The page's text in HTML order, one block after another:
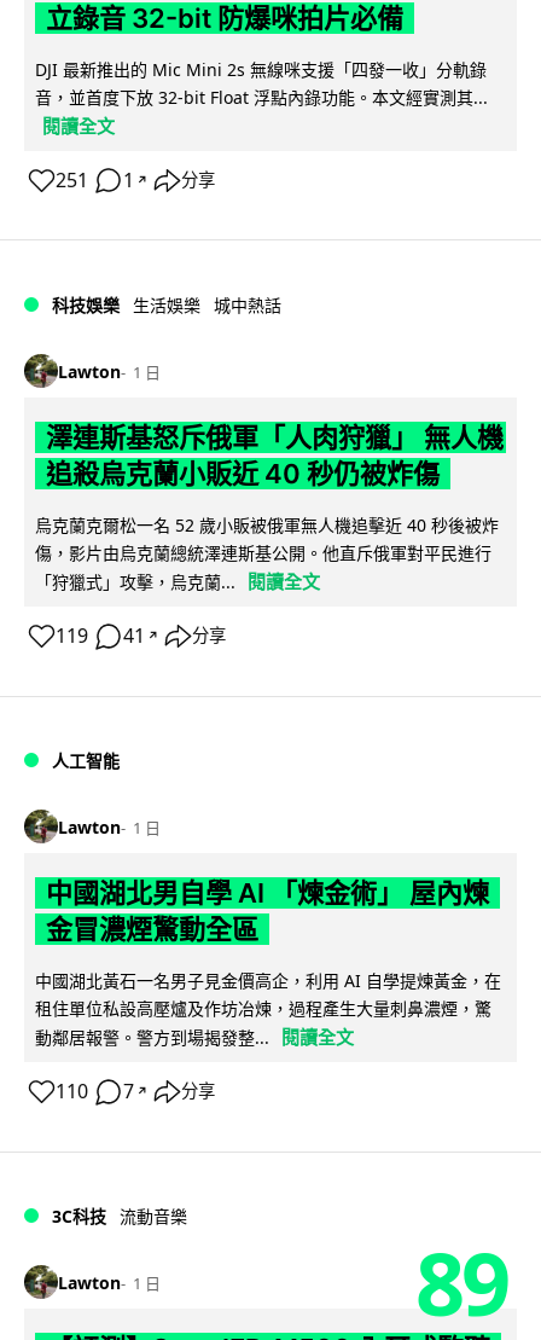
立錄音 32-bit 防爆咪拍片必備
DJI 最新推出的 Mic Mini 2s 無線咪支援「四發一收」分軌錄
音，並首度下放 32-bit Float 浮點內錄功能。本文經實測其...
閱讀全文
251 1 ↗ 分享
科技娛樂 生活娛樂 城中熱話
Lawton 1 日
澤連斯基怒斥俄軍「人肉狩獵」 無人機
追殺烏克蘭小販近 40 秒仍被炸傷
烏克蘭克爾松一名 52 歲小販被俄軍無人機追擊近 40 秒後被炸
傷，影片由烏克蘭總統澤連斯基公開。他直斥俄軍對平民進行
「狩獵式」攻擊，烏克蘭...
閱讀全文
119 41 ↗ 分享
人工智能
Lawton 1 日
中國湖北男自學 AI 「煉金術」 屋內煉
金冒濃煙驚動全區
中國湖北黃石一名男子見金價高企，利用 AI 自學提煉黃金，在
租住單位私設高壓爐及作坊冶煉，過程產生大量刺鼻濃煙，驚
動鄰居報警。警方到場揭發整...
閱讀全文
110 7 ↗ 分享
3C科技 流動音樂
Lawton 1 日 89